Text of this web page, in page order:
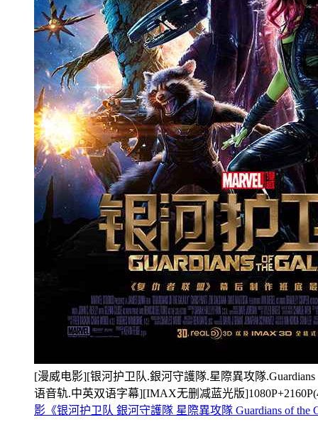
[漫威电影][银河护卫队.銀河守護隊.星際異攻隊.Guardians
语音轨.中英双语字幕][IMAX无删减蓝光版
影《银河护卫队 銀河守護隊 星際異攻隊 Guardians of the